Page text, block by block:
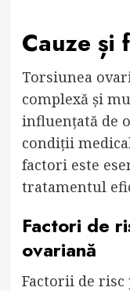
Cauze și
Torsiunea
complexă și
influențată de
condiții
factori este
tratamentul
Factori de
ovariană
Factorii de